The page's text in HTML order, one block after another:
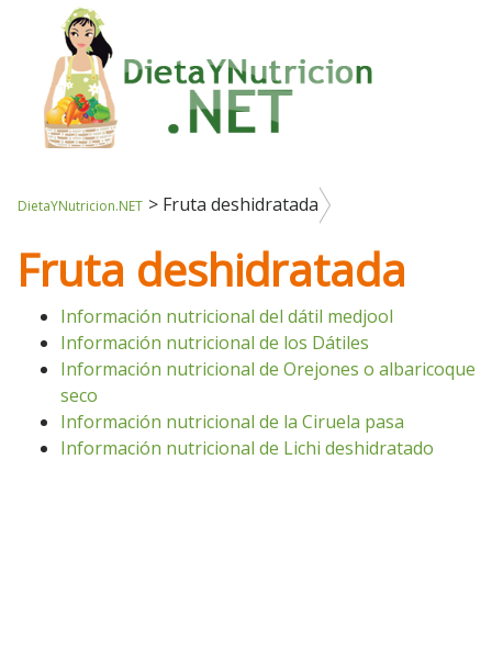
DietaYNutricion.NET > Fruta deshidratada
Fruta deshidratada
Información nutricional del dátil medjool
Información nutricional de los Dátiles
Información nutricional de Orejones o albaricoque
seco
Información nutricional de la Ciruela pasa
Información nutricional de Lichi deshidratado